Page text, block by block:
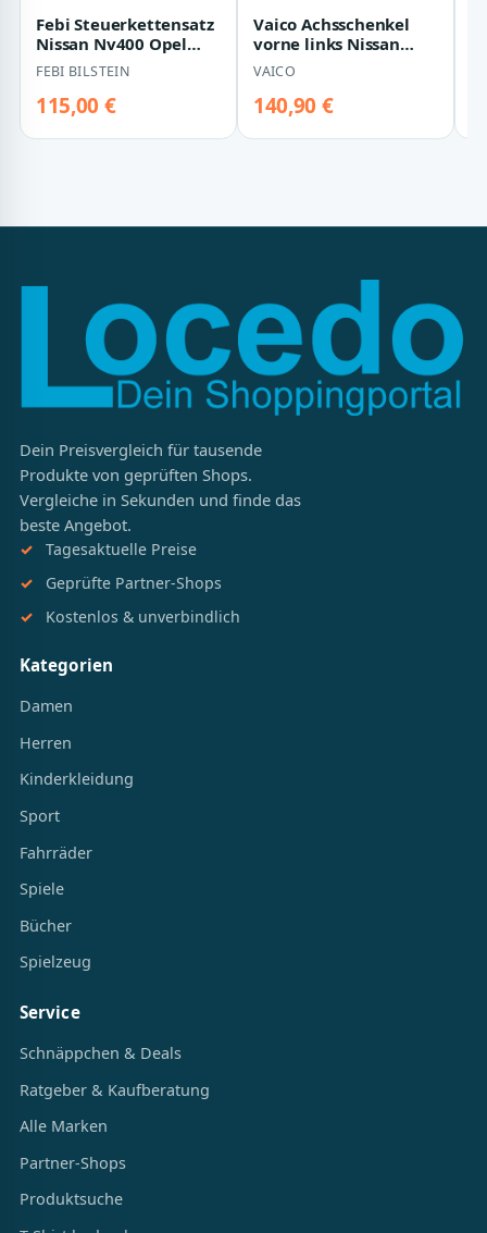
Febi Steuerkettensatz
Nissan Nv400 Opel
Movano Renault
Master 2,3
FEBI BILSTEIN
115,00 €
Vaico Achsschenkel
vorne links Nissan
Nv400 Opel Movano
Renault Master…
VAICO
140,90 €
Dein Preisvergleich für tausende
Produkte von geprüften Shops.
Vergleiche in Sekunden und finde das
beste Angebot.
Tagesaktuelle Preise
Geprüfte Partner-Shops
Kostenlos & unverbindlich
Kategorien
Damen
Herren
Kinderkleidung
Sport
Fahrräder
Spiele
Bücher
Spielzeug
Service
Schnäppchen & Deals
Ratgeber & Kaufberatung
Alle Marken
Partner-Shops
Produktsuche